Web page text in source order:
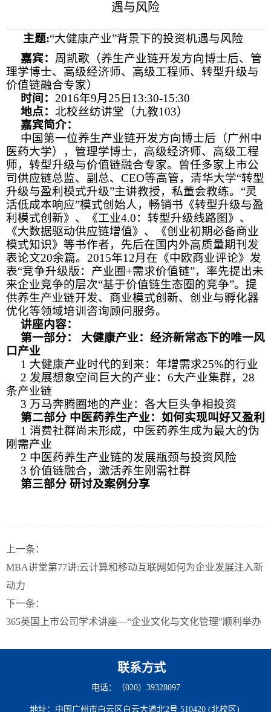
遇与风险
主题:“大健康产业”背景下的投资机遇与风险
嘉宾： 周凯歌（养生产业链开发方向博士后、管
理学博士、高级经济师、高级工程师、转型升级与
价值链融合专家）
时间： 2016年9月 25日13:30-15:30
地点： 北校丝纺讲堂（九教103）
嘉宾简介：
中国第一位养生产业链开发方向博士后（广州中
医药大学），管理学博士，高级经济师、高级工程
师，转型升级与价值链融合专家。曾任多家上市公
司供应链总监、副总、 CEO等高管，清华大学“转型
升级与盈利模式升级”主讲教授，私董会教练。“灵
活低成本响应”模式创始人，畅销书《转型升级与盈
利模式创新》、《工业4.0：转型升级线路图》、
《大数据驱动供应链增值》、《创业初期必备商业
模式知识》等书作者，先后在国内外高质量期刊发
表论文20余篇。 2015年12月在《中欧商业评论》发
表“竞争升级版：产业圈+需求价值链”，率先提出未
来企业竞争的层次“基于价值链生态圈的竞争”。提
供养生产业链开发、商业模式创新、创业与孵化器
优化等领域培训咨询顾问服务。
讲座内容：
第一部分： 大健康产业：经济新常态下的唯一风
口产业
1 大健康产业时代的到来：年增需求25%的行业
2 发展想象空间巨大的产业： 6大产业集群， 28
条产业链
3 万马奔腾圈地的产业：各大巨头争相投资
第二部分 中医药养生产业：如何实现叫好又盈利
1 消费社群尚未形成，中医药养生成为最大的伪
刚需产业
2 中医药养生产业链的发展瓶颈与投资风险
3 价值链融合，激活养生刚需社群
第三部分 研讨及案例分享
上一条：
MBA讲堂第77讲:云计算和移动互联网如何为企业发展注入新
动力
下一条：
365英国上市公司学术讲座—“企业文化与文化管理”顺利举办
联系方式
电话：（020）39328097
地址：中国广州市白云区白云大道北2号 510420 (北校区)